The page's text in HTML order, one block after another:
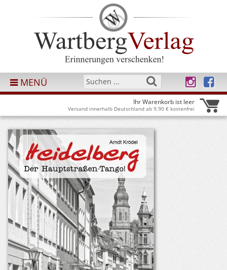
MENÜ
Ihr Warenkorb ist leer
Versand innerhalb Deutschland ab 9,90 € kostenfrei